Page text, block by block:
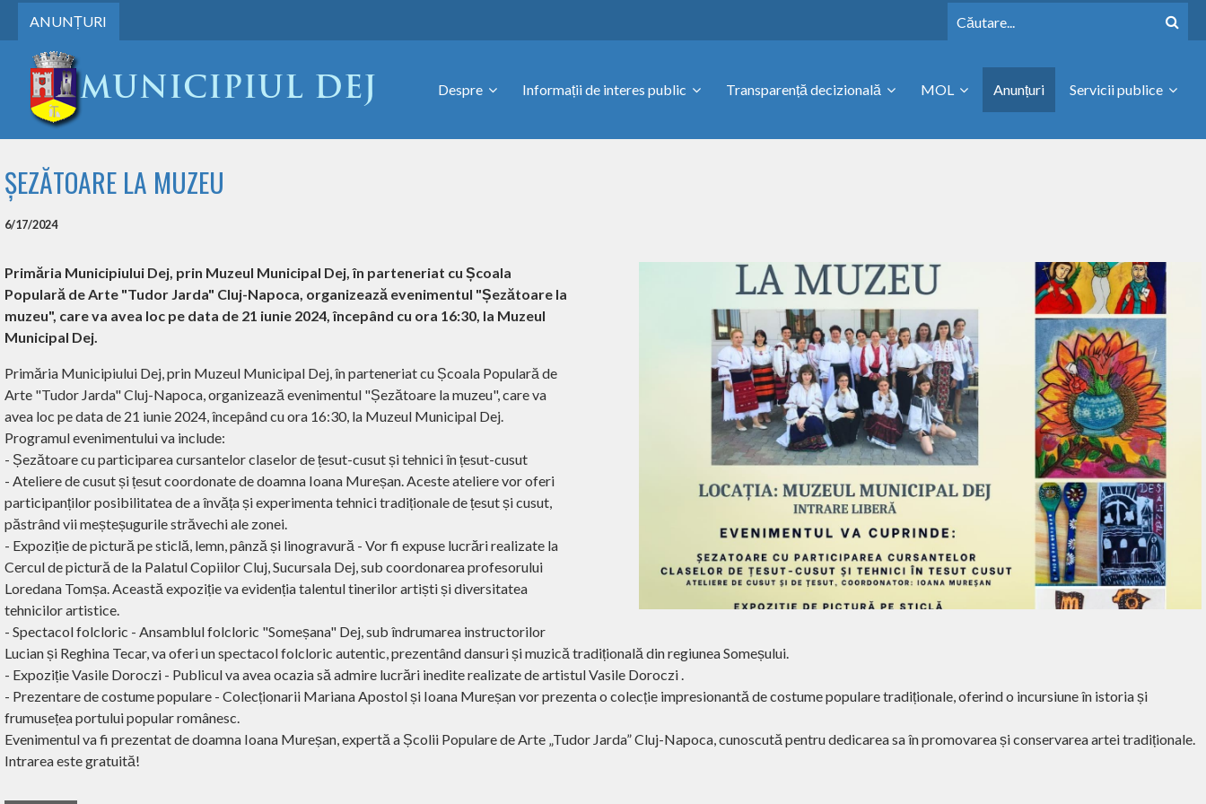
ANUNȚURI
Despre Informații de interes public Transparență decizională MOL Anunțuri Servicii publice
ȘEZĂTOARE LA MUZEU
6/17/2024
Primăria Municipiului Dej, prin Muzeul Municipal Dej, în parteneriat cu Școala
Populară de Arte "Tudor Jarda" Cluj-Napoca, organizează evenimentul "Șezătoare la
muzeu", care va avea loc pe data de 21 iunie 2024, începând cu ora 16:30, la Muzeul
Municipal Dej.
Primăria Municipiului Dej, prin Muzeul Municipal Dej, în parteneriat cu Școala Populară de
Arte "Tudor Jarda" Cluj-Napoca, organizează evenimentul "Șezătoare la muzeu", care va
avea loc pe data de 21 iunie 2024, începând cu ora 16:30, la Muzeul Municipal Dej.
Programul evenimentului va include:
- Șezătoare cu participarea cursantelor claselor de țesut-cusut și tehnici în țesut-cusut
- Ateliere de cusut și țesut coordonate de doamna Ioana Mureșan. Aceste ateliere vor oferi
participanților posibilitatea de a învăța și experimenta tehnici tradiționale de țesut și cusut,
păstrând vii meșteșugurile străvechi ale zonei.
- Expoziție de pictură pe sticlă, lemn, pânză și linogravură - Vor fi expuse lucrări realizate la
Cercul de pictură de la Palatul Copiilor Cluj, Sucursala Dej, sub coordonarea profesorului
Loredana Tomșa. Această expoziție va evidenția talentul tinerilor artiști și diversitatea
tehnicilor artistice.
- Spectacol folcloric - Ansamblul folcloric "Someșana" Dej, sub îndrumarea instructorilor
Lucian și Reghina Tecar, va oferi un spectacol folcloric autentic, prezentând dansuri și muzică tradițională din regiunea Someșului.
- Expoziție Vasile Doroczi - Publicul va avea ocazia să admire lucrări inedite realizate de artistul Vasile Doroczi .
- Prezentare de costume populare - Colecționarii Mariana Apostol și Ioana Mureșan vor prezenta o colecție impresionantă de costume populare tradiționale, oferind o incursiune în istoria și
frumusețea portului popular românesc.
Evenimentul va fi prezentat de doamna Ioana Mureșan, expertă a Școlii Populare de Arte „Tudor Jarda” Cluj-Napoca, cunoscută pentru dedicarea sa în promovarea și conservarea artei tradiționale.
Intrarea este gratuită!